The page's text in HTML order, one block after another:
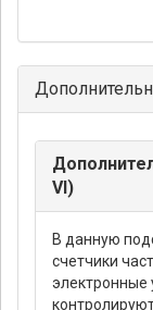
VI)
В данную
счетчики
электронные